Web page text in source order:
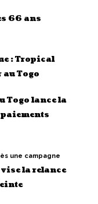
66 ans
: Tropical
Togo
Togo lance la
paiements
une campagne
la relance